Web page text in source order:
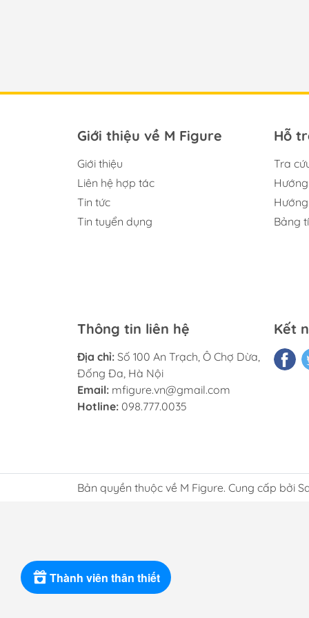
Giới thiệu về M Figure
Giới thiệu
Liên hệ hợp tác
Tin tức
Tin tuyển dụng
Hỗ
Tra
Bảng
Thông tin liên hệ
Địa chỉ: Số 100 An Trạch, Ô Chợ Dừa,
Đống Đa, Hà Nội
Email: mfigure.vn@gmail.com
Hotline: 098.777.0035
Kết
Bản quyền thuộc về M Figure. Cung cấp bởi
Thành viên thân thiết